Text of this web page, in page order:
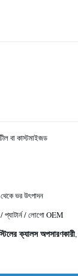
বা কাস্টমাইজড
ভর উৎপাদন
প্যাটার্ন / লোগো OEM
ক্যালস অপসারণকারী,